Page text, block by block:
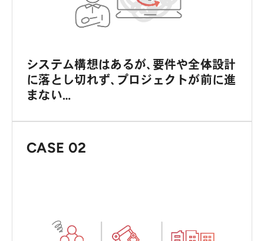
システム構想はあるが、要件や全体設計
に落とし切れず、プロジェクトが前に進
まない…
CASE 02